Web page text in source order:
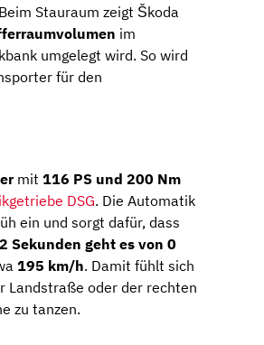
Stauraum zeigt Škoda
im
umgelegt wird. So wird
für den
mit 116 PS und 200 Nm
DSG. Die Automatik
ein und sorgt dafür, dass
Sekunden geht es von 0
195 km/h. Damit fühlt sich
Landstraße oder der rechten
zu tanzen.